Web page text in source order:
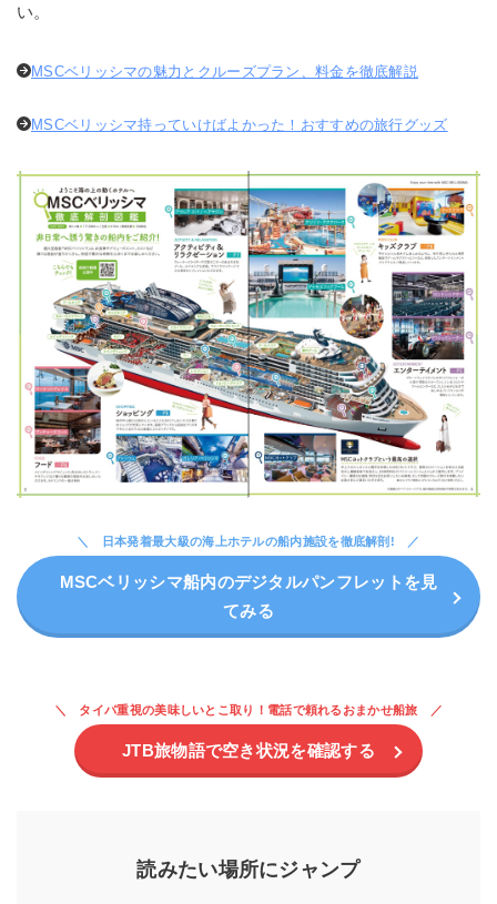
い。
MSCベリッシマの魅力とクルーズプラン、料金を徹底解説
MSCベリッシマ持っていけばよかった！おすすめの旅行グッズ
日本発着最大級の海上ホテルの船内施設を徹底解剖!
MSCベリッシマ船内のデジタルパンフレットを見
てみる
タイパ重視の美味しいとこ取り！電話で頼れるおまかせ船旅
JTB旅物語で空き状況を確認する
読みたい場所にジャンプ